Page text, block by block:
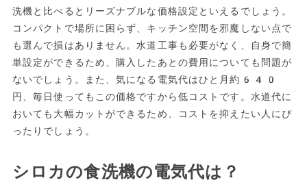
洗機と比べるとリーズナブルな価格設定といえるでしょう。
コンパクトで場所に困らず、キッチン空間を邪魔しない点で
も選んで損はありません。水道工事も必要がなく、自身で簡
単設定ができるため、購入したあとの費用についても問題が
ないでしょう。また、気になる電気代はひと月約640
円、毎日使ってもこの価格ですから低コストです。水道代に
おいても大幅カットができるため、コストを抑えたい人にぴ
ったりでしょう。
シロカの食洗機の電気代は？